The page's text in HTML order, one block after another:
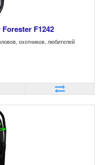
F1242
охотников, любителей